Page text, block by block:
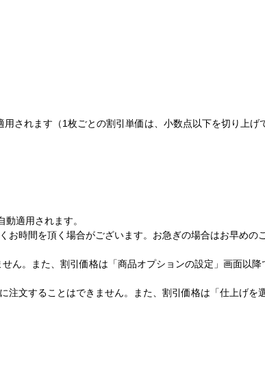
されます（1枚ごとの割引単価は、小数点以下を切り上げ
適用されます。
時間を頂く場合がございます。お急ぎの場合はお早めの
ん。また、割引価格は「商品オプションの設定」画面以降
文することはできません。また、割引価格は「仕上げを